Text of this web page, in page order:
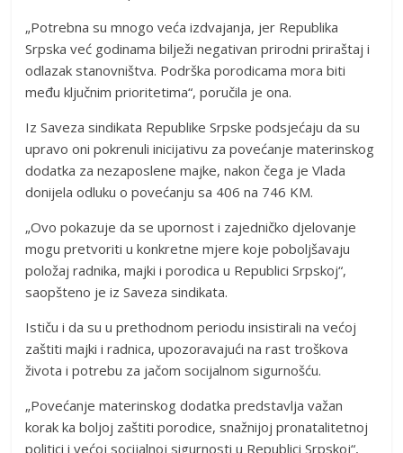
„Potrebna su mnogo veća izdvajanja, jer Republika
Srpska već godinama bilježi negativan prirodni priraštaj i
odlazak stanovništva. Podrška porodicama mora biti
među ključnim prioritetima“, poručila je ona.
Iz Saveza sindikata Republike Srpske podsjećaju da su
upravo oni pokrenuli inicijativu za povećanje materinskog
dodatka za nezaposlene majke, nakon čega je Vlada
donijela odluku o povećanju sa 406 na 746 KM.
„Ovo pokazuje da se upornost i zajedničko djelovanje
mogu pretvoriti u konkretne mjere koje poboljšavaju
položaj radnika, majki i porodica u Republici Srpskoj“,
saopšteno je iz Saveza sindikata.
Ističu i da su u prethodnom periodu insistirali na većoj
zaštiti majki i radnica, upozoravajući na rast troškova
života i potrebu za jačom socijalnom sigurnošću.
„Povećanje materinskog dodatka predstavlja važan
korak ka boljoj zaštiti porodice, snažnijoj pronatalitetnoj
politici i većoj socijalnoj sigurnosti u Republici Srpskoj“,